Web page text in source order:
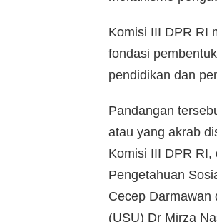
Komisi III DPR RI
fondasi
pendidikan dan
Pandangan
atau yang akrab
Komisi III DPR
Pengetahuan
Cecep Darmawan
(USU) Dr Mirza